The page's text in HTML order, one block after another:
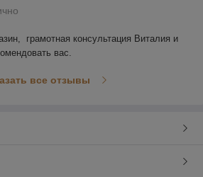
грамотная консультация Виталия и
вас.
все отзывы